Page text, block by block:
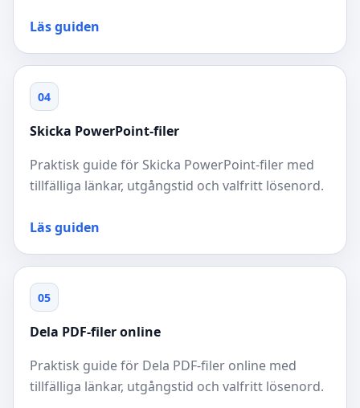
Läs guiden
04
Skicka PowerPoint-filer
Praktisk guide för Skicka PowerPoint-filer med
tillfälliga länkar, utgångstid och valfritt lösenord.
Läs guiden
05
Dela PDF-filer online
Praktisk guide för Dela PDF-filer online med
tillfälliga länkar, utgångstid och valfritt lösenord.